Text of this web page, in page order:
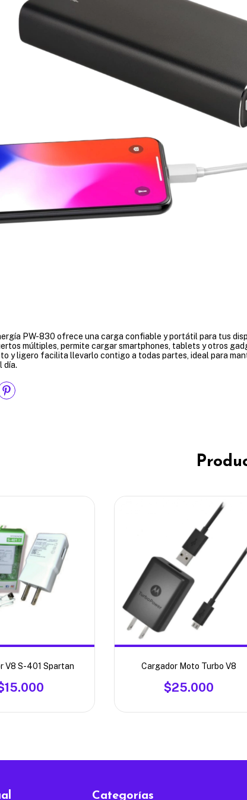
PW-830 ofrece una carga confiable y portátil para tus
múltiples, permite cargar smartphones, tablets y otros
y ligero facilita llevarlo contigo a todas partes, ideal para
día.
V8 S-401 Spartan Cargador Moto Turbo V8
$25.000
Categorías